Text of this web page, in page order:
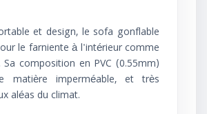
et design, le sofa gonflable
le farniente à l'intérieur comme
composition en PVC (0.55mm)
matière imperméable, et très
aléas du climat.